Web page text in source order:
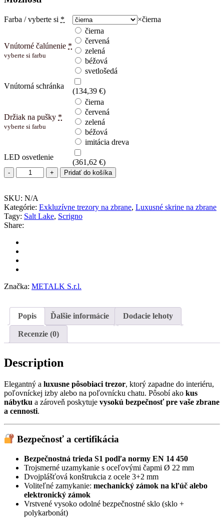
Farba / vyberte si * ×čierna
Vnútorné čalúnenie *
vyberte si farbu
čierna
červená
zelená
béžová
svetlošedá
Vnútorná schránka
(134,39 €)
Držiak na pušky *
vyberte si farbu
čierna
červená
zelená
béžová
imitácia dreva
LED osvetlenie
(361,62 €)
množstvo
Scrigno
Salt
Lake
Pridať do košíka
SKU: N/A
Kategórie: Exkluzívne trezory na zbrane, Luxusné skrine na zbrane
Tagy: Salt Lake, Scrigno
Share:
Značka: METALK S.r.l.
Popis Ďalšie informácie Dodacie lehoty
Recenzie (0)
Description
Elegantný a luxusne pôsobiaci trezor, ktorý zapadne do interiéru,
poľovníckej izby alebo na poľovnícku chatu. Pôsobí ako kus
nábytku a zároveň poskytuje vysokú bezpečnosť pre vaše zbrane
a cennosti.
Bezpečnosť a certifikácia
Bezpečnostná trieda S1 podľa normy EN 14 450
Trojsmerné uzamykanie s oceľovými čapmi Ø 22 mm
Dvojplášťová konštrukcia z ocele 3+2 mm
Voliteľné zamykanie: mechanický zámok na kľúč alebo
elektronický zámok
Vrstvené vysoko odolné bezpečnostné sklo (sklo +
polykarbonát)